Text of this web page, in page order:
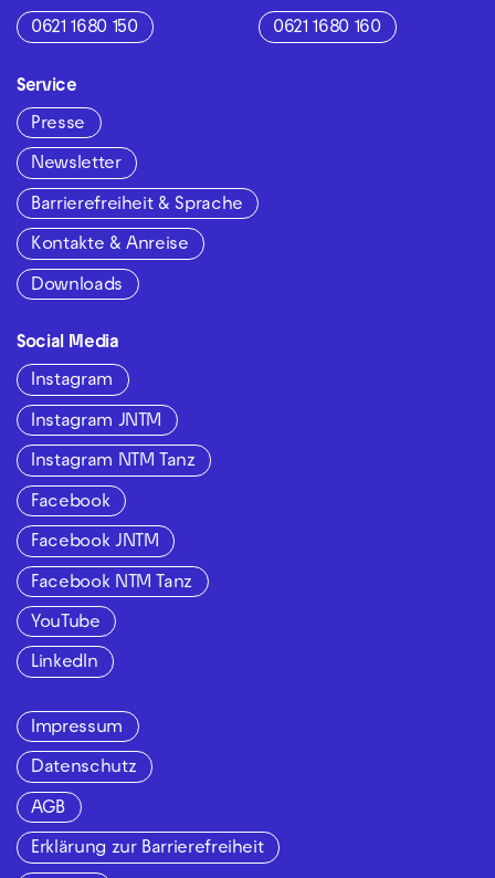
0621 1680 150 0621 1680 160
Service
Presse
Newsletter
Barrierefreiheit & Sprache
Kontakte & Anreise
Downloads
Social Media
Instagram
Instagram JNTM
Instagram NTM Tanz
Facebook
Facebook JNTM
Facebook NTM Tanz
YouTube
LinkedIn
Impressum
Datenschutz
AGB
Erklärung zur Barrierefreiheit